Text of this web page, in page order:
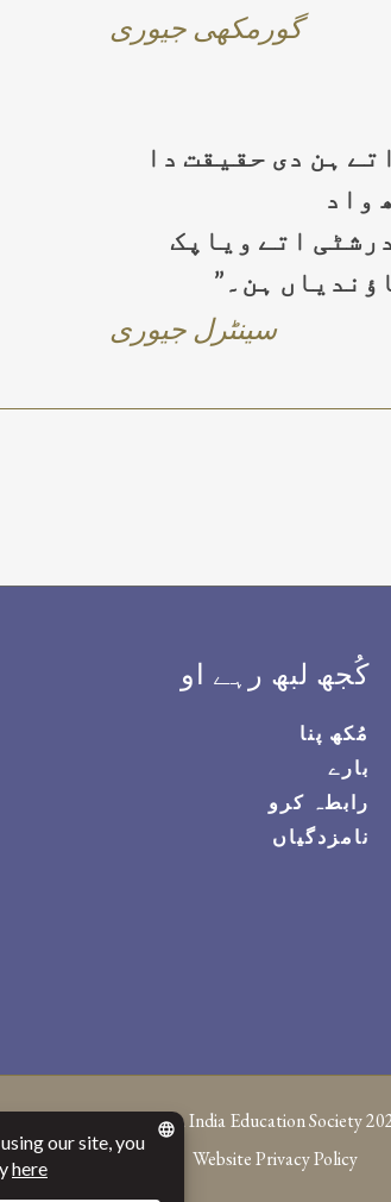
گورمکھی جیوری
ہن دی حقیقت دا
واد
اتے ویاپک
ہن۔”
سینٹرل جیوری
کُجھ لبھ رہے او
مُکھ پنا
بارے
رابطہ کرو
نامزدگیاں
Canada India Education Society
Website Privacy Policy